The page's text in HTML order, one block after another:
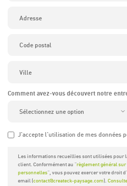
Comment avez-vous découvert notre
J'accepte l'utilisation de mes données
Les informations recueillies sont utilisées pour
client. Conformément au "règlement général
personnelles", vous pouvez exercer votre droit
email (contact@createck-paysage.com ).